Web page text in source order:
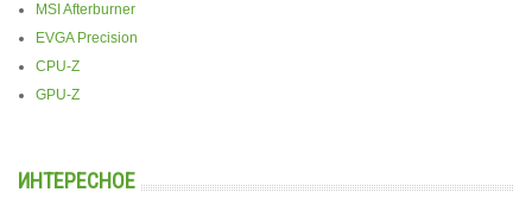
MSI Afterburner
EVGA Precision
CPU-Z
GPU-Z
ИНТЕРЕСНОЕ